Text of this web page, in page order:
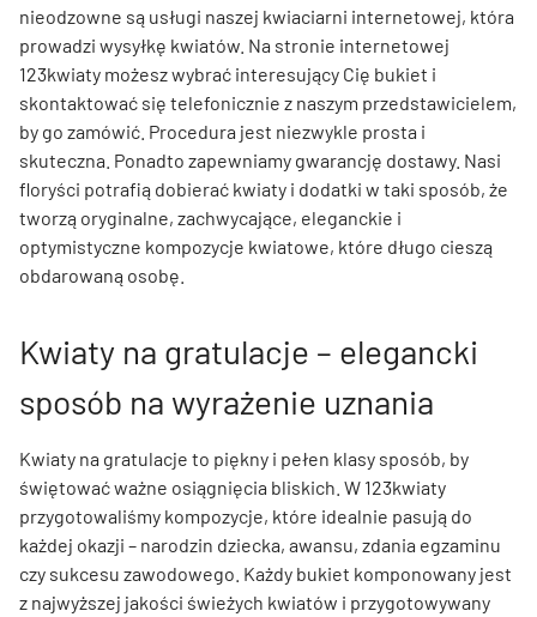
nieodzowne są usługi naszej kwiaciarni internetowej, która
prowadzi wysyłkę kwiatów. Na stronie internetowej
123kwiaty możesz wybrać interesujący Cię bukiet i
skontaktować się telefonicznie z naszym przedstawicielem,
by go zamówić. Procedura jest niezwykle prosta i
skuteczna. Ponadto zapewniamy gwarancję dostawy. Nasi
floryści potrafią dobierać kwiaty i dodatki w taki sposób, że
tworzą oryginalne, zachwycające, eleganckie i
optymistyczne kompozycje kwiatowe, które długo cieszą
obdarowaną osobę.
Kwiaty na gratulacje – elegancki
sposób na wyrażenie uznania
Kwiaty na gratulacje to piękny i pełen klasy sposób, by
świętować ważne osiągnięcia bliskich. W 123kwiaty
przygotowaliśmy kompozycje, które idealnie pasują do
każdej okazji – narodzin dziecka, awansu, zdania egzaminu
czy sukcesu zawodowego. Każdy bukiet komponowany jest
z najwyższej jakości świeżych kwiatów i przygotowywany